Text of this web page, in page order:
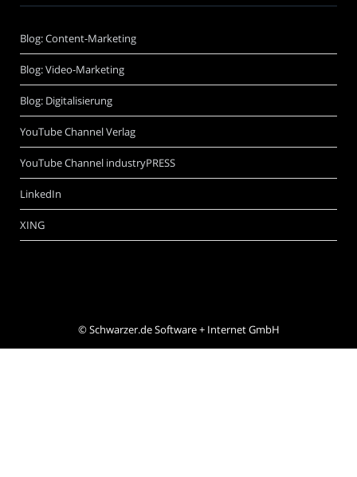
Blog: Content-Marketing
Blog: Video-Marketing
Blog: Digitalisierung
YouTube Channel Verlag
YouTube Channel industryPRESS
LinkedIn
XING
©Schwarzer.de Software + Internet GmbH